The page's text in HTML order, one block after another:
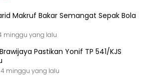
Makruf Bakar Semangat Sepak Bola
minggu yang lalu
Pastikan Yonif TP 541/KJS
4 minggu yang lalu